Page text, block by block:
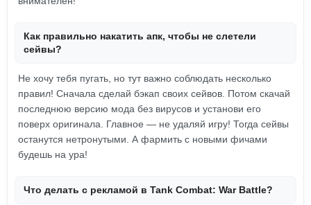
Как правильно накатить апк, чтобы не слетели
сейвы?
Не хочу тебя пугать, но тут важно соблюдать несколько
правил! Сначала сделай бэкап своих сейвов. Потом скачай
последнюю версию мода без вирусов и установи его
поверх оригинала. Главное — не удаляй игру! Тогда сейвы
останутся нетронутыми. А фармить с новыми фичами
будешь на ура!
Что делать с рекламой в Tank Combat: War Battle?